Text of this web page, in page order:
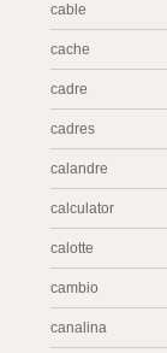
cable
cache
cadre
cadres
calandre
calculator
calotte
cambio
canalina